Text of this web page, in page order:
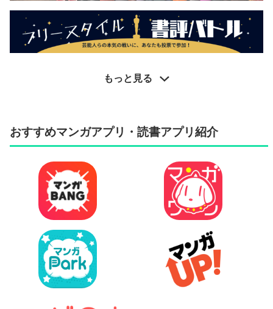
もっと見る
おすすめマンガアプリ・読書アプリ紹介